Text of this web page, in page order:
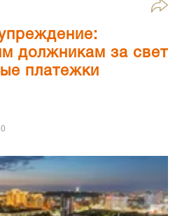
должникам за свет
платежки
0